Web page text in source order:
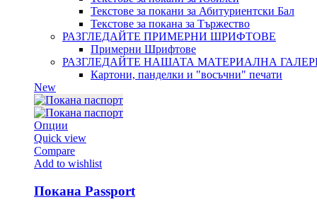
Текстове за покани за Абитуриентски Бал
Текстове за покана за Тържество
РАЗГЛЕДАЙТЕ ПРИМЕРНИ ШРИФТОВЕ
Примерни Шрифтове
РАЗГЛЕДАЙТЕ НАШАТА МАТЕРИАЛНА
Картони, панделки и "восъчни" печати
New
Опции
Quick view
Compare
Add to wishlist
Покана Passport